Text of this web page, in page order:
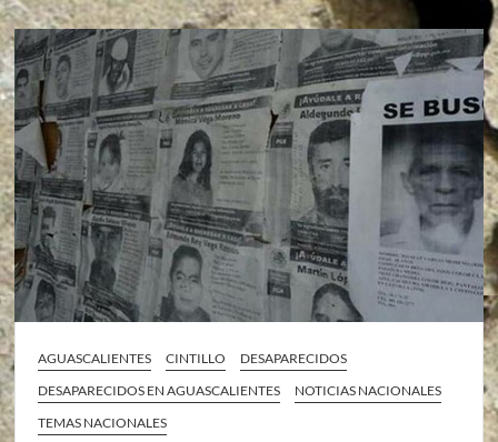
AGUASCALIENTES CINTILLO
DESAPARECIDOS
DESAPARECIDOS EN AGUASCALIENTES
NOTICIAS NACIONALES
TEMAS NACIONALES